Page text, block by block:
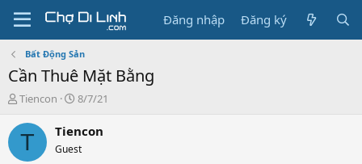
Đăng nhập Đăng ký
Bất Động Sản
Cần Thuê Mặt Bằng
T
r
e
a
Tiencon
N
à
g
8/7/21
T Tiencon
Guest